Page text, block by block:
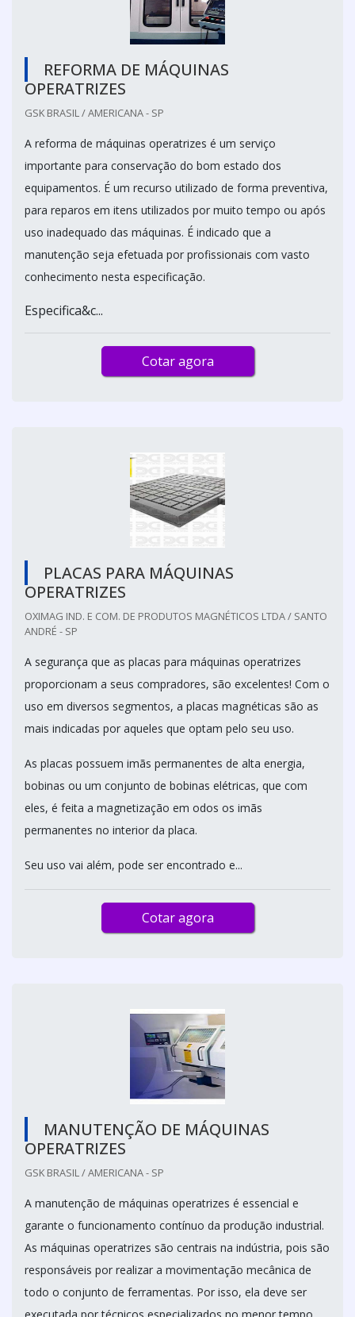
REFORMA DE MÁQUINAS
OPERATRIZES
GSK BRASIL / AMERICANA - SP
A reforma de máquinas operatrizes é um serviço
importante para conservação do bom estado dos
equipamentos. É um recurso utilizado de forma preventiva,
para reparos em itens utilizados por muito tempo ou após
uso inadequado das máquinas. É indicado que a
manutenção seja efetuada por profissionais com vasto
conhecimento nesta especificação.
Especifica&c...
Cotar agora
PLACAS PARA MÁQUINAS
OPERATRIZES
OXIMAG IND. E COM. DE PRODUTOS MAGNÉTICOS LTDA / SANTO
ANDRÉ - SP
A segurança que as placas para máquinas operatrizes
proporcionam a seus compradores, são excelentes! Com o
uso em diversos segmentos, a placas magnéticas são as
mais indicadas por aqueles que optam pelo seu uso.
As placas possuem imãs permanentes de alta energia,
bobinas ou um conjunto de bobinas elétricas, que com
eles, é feita a magnetização em odos os imãs
permanentes no interior da placa.
Seu uso vai além, pode ser encontrado e...
Cotar agora
MANUTENÇÃO DE MÁQUINAS
OPERATRIZES
GSK BRASIL / AMERICANA - SP
A manutenção de máquinas operatrizes é essencial e
garante o funcionamento contínuo da produção industrial.
As máquinas operatrizes são centrais na indústria, pois são
responsáveis por realizar a movimentação mecânica de
todo o conjunto de ferramentas. Por isso, ela deve ser